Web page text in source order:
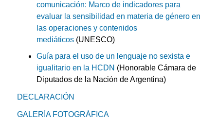
comunicación: Marco de indicadores para
evaluar la sensibilidad en materia de género en
las operaciones y contenidos
mediáticos (UNESCO)
Guía para el uso de un lenguaje no sexista e
igualitario en la HCDN (Honorable Cámara de
Diputados de la Nación de Argentina)
DECLARACIÓN
GALERÍA FOTOGRÁFICA